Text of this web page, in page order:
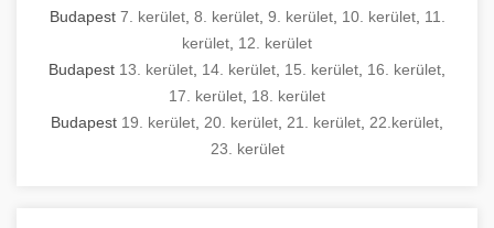
Budapest 7. kerület, 8. kerület, 9. kerület, 10. kerület, 11.
kerület 12. kerület
Budapest 13. kerület 14. kerület 15. kerület 16. kerület
17. kerület 18. kerület
Budapest 19. kerület 20. kerület 21. kerület 22.kerület
23. kerület